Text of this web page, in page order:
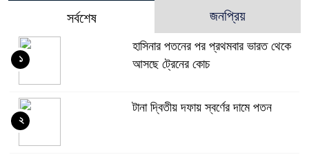
সর্বশেষ জনপ্রিয়
হাসিনার পতনের পর প্রথমবার ভারত থেকে
আসছে ট্রেনের কোচ
১
টানা দ্বিতীয় দফায় স্বর্ণের দামে পতন
২